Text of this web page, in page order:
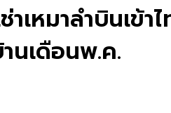
เหมาลำบินเข้า
นเดือนพ.ค.